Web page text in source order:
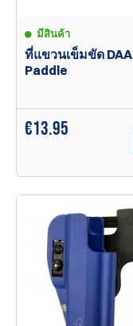
มีสินค้า
ที่แขวนเข็มขัด DAA
Paddle
€13.95